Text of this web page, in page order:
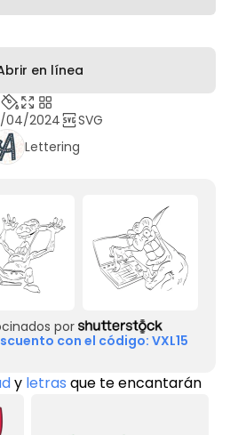
en línea
04/2024
SVG
Lettering
por
con el código: VXL15
y letras que te encantarán